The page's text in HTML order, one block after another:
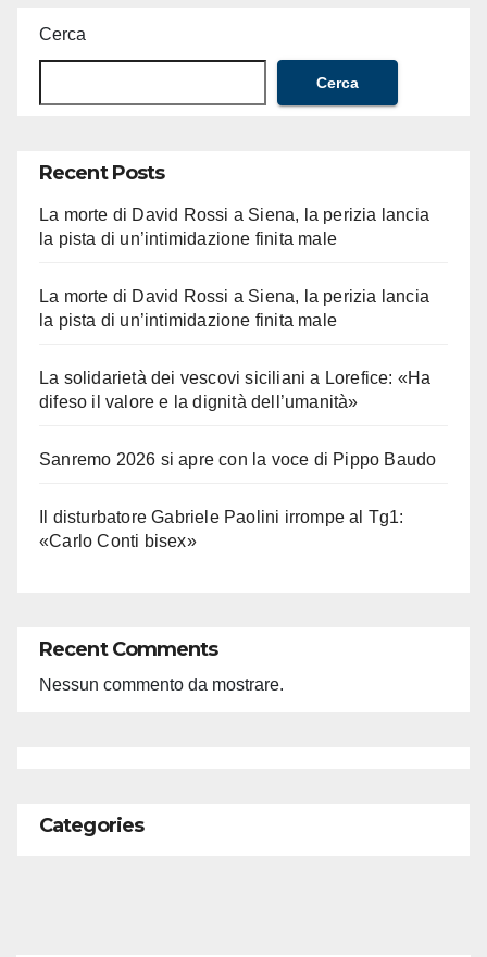
Cerca
Cerca
Recent Posts
La morte di David Rossi a Siena, la perizia lancia
la pista di un’intimidazione finita male
La morte di David Rossi a Siena, la perizia lancia
la pista di un’intimidazione finita male
La solidarietà dei vescovi siciliani a Lorefice: «Ha
difeso il valore e la dignità dell’umanità»
Sanremo 2026 si apre con la voce di Pippo Baudo
Il disturbatore Gabriele Paolini irrompe al Tg1:
«Carlo Conti bisex»
Recent Comments
Nessun commento da mostrare.
Categories